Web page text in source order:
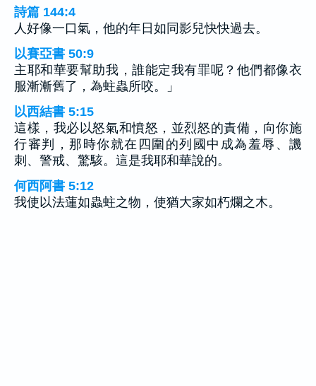
詩篇 144:4
人好像一口氣，他的年日如同影兒快快過去。
以賽亞書 50:9
主耶和華要幫助我，誰能定我有罪呢？他們都像衣
服漸漸舊了，為蛀蟲所咬。」
以西結書 5:15
這樣，我必以怒氣和憤怒，並烈怒的責備，向你施
行審判，那時你就在四圍的列國中成為羞辱、譏
刺、警戒、驚駭。這是我耶和華說的。
何西阿書 5:12
我使以法蓮如蟲蛀之物，使猶大家如朽爛之木。